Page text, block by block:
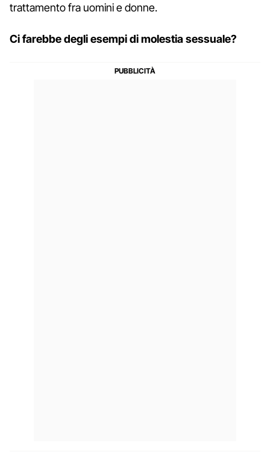
trattamento fra uomini e donne.
Ci farebbe degli esempi di molestia sessuale?